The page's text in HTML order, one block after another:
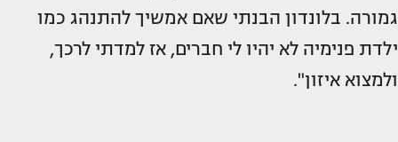
גמורה. בלונדון הבנתי שאם אמשיך להתנהג כמו
ילדת פנימיה לא יהיו לי חברים, אז למדתי לרכך,
ולמצוא איזון".